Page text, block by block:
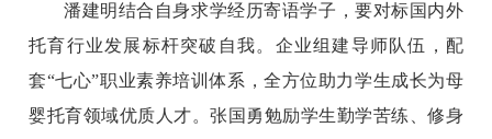
潘建明结合自身求学经历寄语学子，要对标国内外
托育行业发展标杆突破自我。企业组建导师队伍，配
套“七心”职业素养培训体系，全方位助力学生成长为母
婴托育领域优质人才。张国勇勉励学生勤学苦练、修身